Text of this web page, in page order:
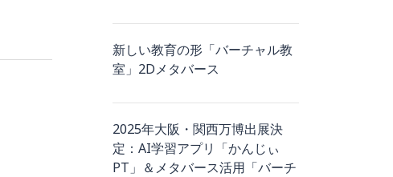
新しい教育の形「バーチャル教
室」2Dメタバース
2025年大阪・関西万博出展決
定：AI学習アプリ「かんじぃ
PT」＆メタバース活用「バーチ